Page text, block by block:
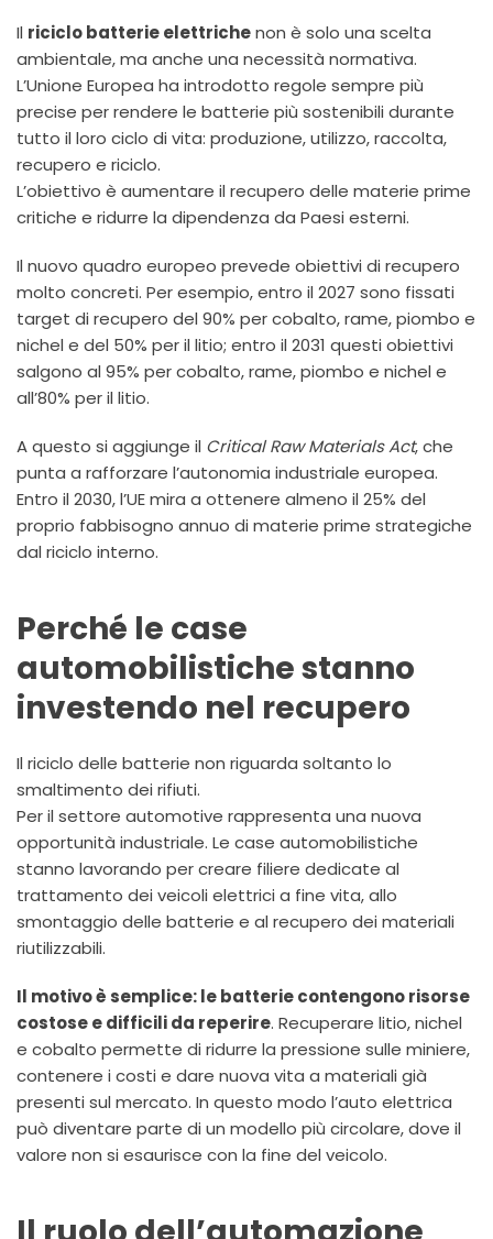
Il riciclo batterie elettrichenon è solo una scelta
ambientale, ma anche una necessità normativa.
L’Unione Europea ha introdotto regole sempre più
precise per rendere le batterie più sostenibili durante
tutto il loro ciclo di vita: produzione, utilizzo, raccolta,
recupero e riciclo.
L’obiettivo è aumentare il recupero delle materie prime
critiche e ridurre la dipendenza da Paesi esterni.
Il nuovo quadro europeo prevede obiettivi di recupero
molto concreti. Per esempio, entro il 2027 sono fissati
target di recupero del 90% per cobalto, rame, piombo e
nichel e del 50% per il litio; entro il 2031 questi obiettivi
salgono al 95% per cobalto, rame, piombo e nichel e
all’80% per il litio.
A questo si aggiunge il Critical Raw Materials Act, che
punta a rafforzare l’autonomia industriale europea.
Entro il 2030, l’UE mira a ottenere almeno il 25% del
proprio fabbisogno annuo di materie prime strategiche
dal riciclo interno.
Perché le case
automobilistiche stanno
investendo nel recupero
Il riciclo delle batterie non riguarda soltanto lo
smaltimento dei rifiuti.
Per il settore automotive rappresenta una nuova
opportunità industriale. Le case automobilistiche
stanno lavorando per creare filiere dedicate al
trattamento dei veicoli elettrici a fine vita, allo
smontaggio delle batterie e al recupero dei materiali
riutilizzabili.
Il motivo è semplice: le batterie contengono risorse
costose e difficili da reperire. Recuperare litio, nichel
e cobalto permette di ridurre la pressione sulle miniere,
contenere i costi e dare nuova vita a materiali già
presenti sul mercato. In questo modo l’auto elettrica
può diventare parte di un modello più circolare, dove il
valore non si esaurisce con la fine del veicolo.